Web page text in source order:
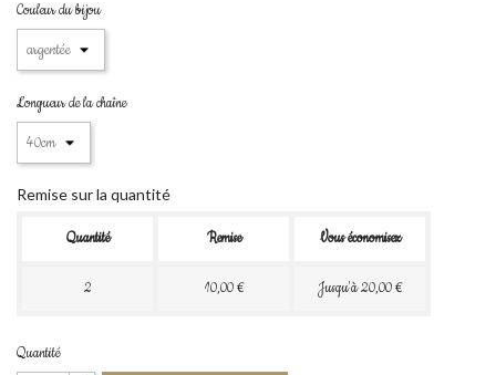
Couleur du bijou
Longueur de la chaîne
Remise sur la quantité
Quantité Remise Vous économisez
2 10,00 € Jusqu'à 20,00 €
Quantité